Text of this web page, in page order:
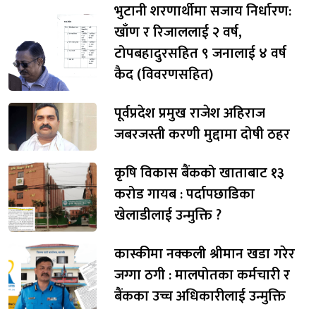
भुटानी शरणार्थीमा सजाय निर्धारण:
खाँण र रिजाललाई २ वर्ष,
टोपबहादुरसहित ९ जनालाई ४ वर्ष
कैद (विवरणसहित)
पूर्वप्रदेश प्रमुख राजेश अहिराज
जबरजस्ती करणी मुद्दामा दोषी ठहर
कृषि विकास बैंकको खाताबाट १३
करोड गायब : पर्दापछाडिका
खेलाडीलाई उन्मुक्ति ?
कास्कीमा नक्कली श्रीमान खडा गरेर
जग्गा ठगी : मालपोतका कर्मचारी र
बैंकका उच्च अधिकारीलाई उन्मुक्ति